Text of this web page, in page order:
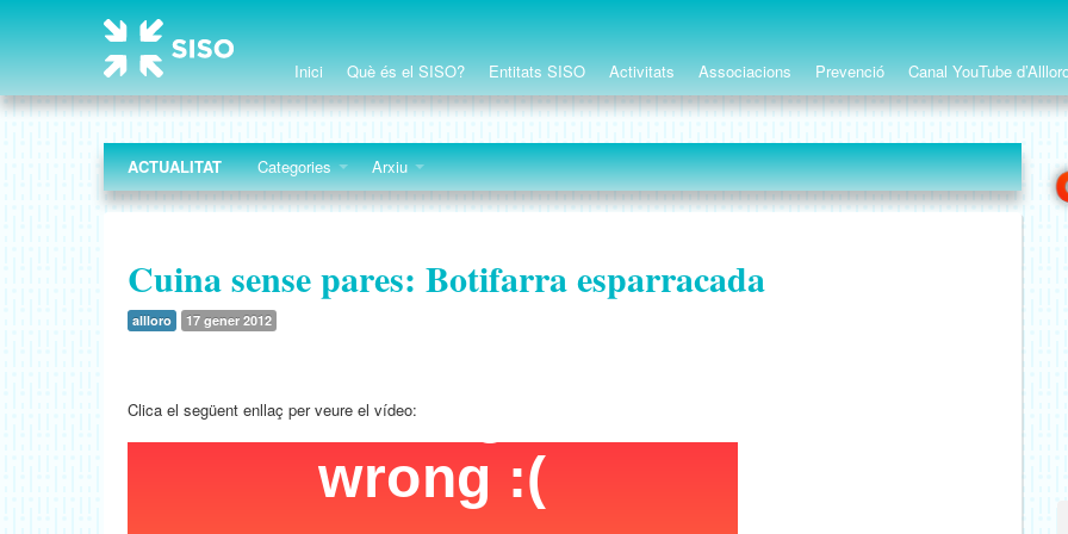
Inici Què és el SISO? Entitats SISO Activitats Associacions Prevenció Canal YouTube
ACTUALITAT Categories Arxiu
Cuina sense pares: Botifarra esparracada
allloro 17 gener 2012
Clica el següent enllaç per veure el vídeo: